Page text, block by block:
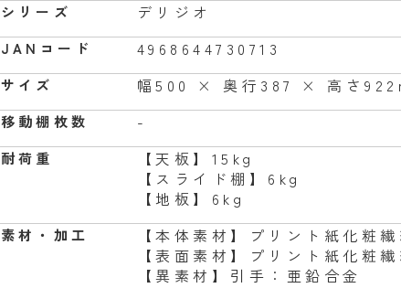
シリーズ デリジオ
JANコード 4968644730713
サイズ 幅500 × 奥行387 × 高さ
移動棚枚数 -
耐荷重
【天板】15kg
【スライド棚】6kg
【地板】6kg
素材・加工
【本体素材】プリント紙化粧繊
【表面素材】プリント紙化粧繊
【異素材】引手：亜鉛合金